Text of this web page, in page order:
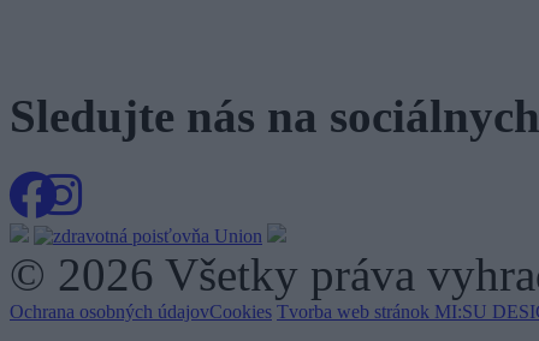
Sledujte nás na
© 2026 Všetky práva
Ochrana osobných údajovCookies Tvorba web stránok MI:SU